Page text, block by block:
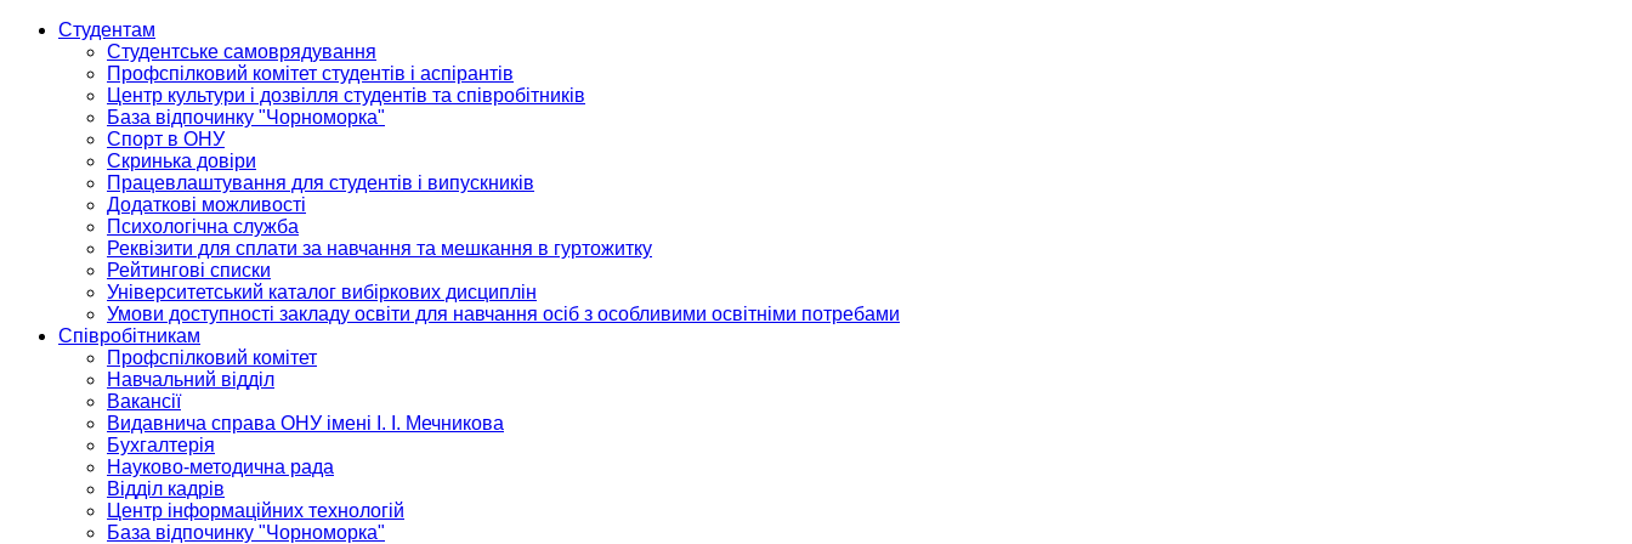
Студентам
Студентське самоврядування
Профспілковий комітет студентів і аспірантів
Центр культури і дозвілля студентів та співробітників
База відпочинку "Чорноморка"
Спорт в ОНУ
Скринька довіри
Працевлаштування для студентів і випускників
Додаткові можливості
Психологічна служба
Реквізити для сплати за навчання та мешкання в гуртожитку
Рейтингові списки
Університетський каталог вибіркових дисциплін
Умови доступності закладу освіти для навчання осіб з особливими освітніми потребами
Співробітникам
Профспілковий комітет
Навчальний відділ
Вакансії
Видавнича справа ОНУ імені І. І. Мечникова
Бухгалтерія
Науково-методична рада
Відділ кадрів
Центр інформаційних технологій
База відпочинку "Чорноморка"